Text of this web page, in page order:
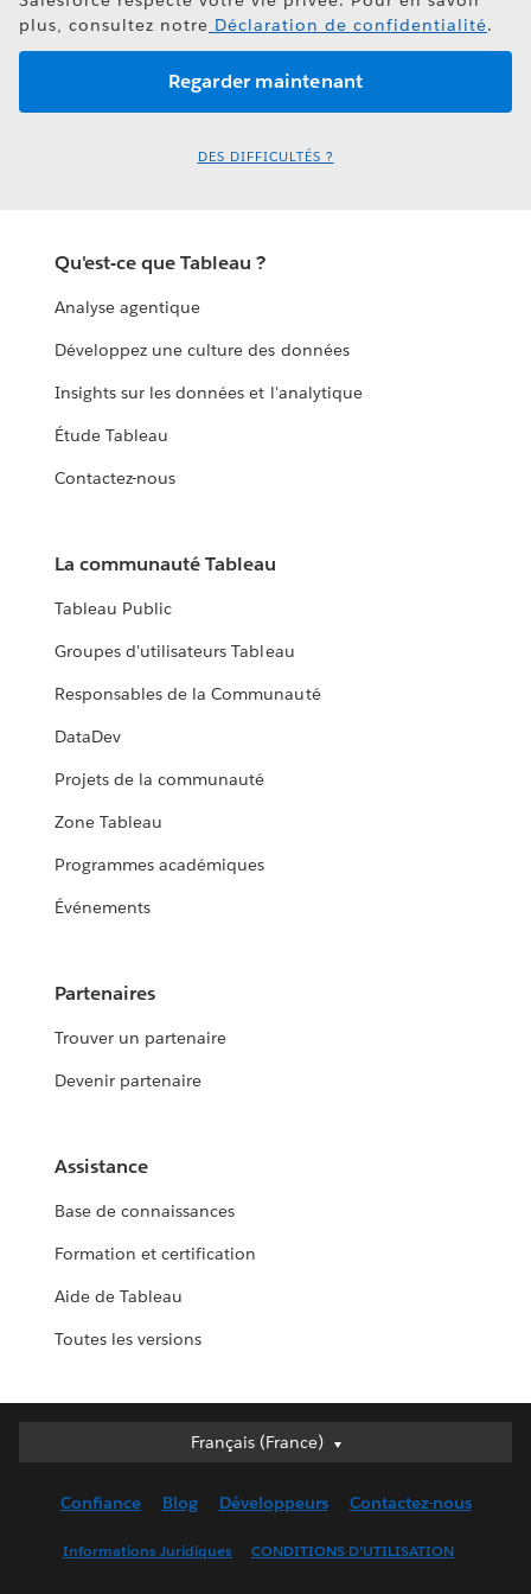
plus, consultez notre Déclaration de confidentialité.
DES DIFFICULTÉS ?
Qu'est-ce que Tableau ?
Analyse agentique
Développez une culture des données
Insights sur les données et l'analytique
Étude Tableau
Contactez-nous
La communauté Tableau
Tableau Public
Groupes d'utilisateurs Tableau
Responsables de la Communauté
DataDev
Projets de la communauté
Zone Tableau
Programmes académiques
Événements
Partenaires
Trouver un partenaire
Devenir partenaire
Assistance
Base de connaissances
Formation et certification
Aide de Tableau
Toutes les versions
Français (France)
Français (France)
English (UK)
Confiance Blog Développeurs Contactez-nous
Informations Juridiques CONDITIONS D'UTILISATION